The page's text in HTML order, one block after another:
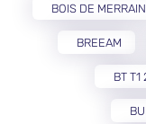
BOIS DE MERRAIN
BREEAM
BT T1